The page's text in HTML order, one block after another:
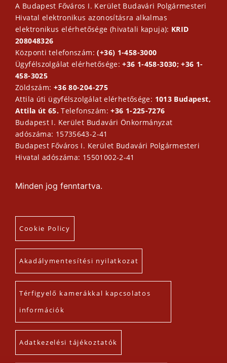
A Budapest Főváros I. Kerület Budavári Polgármesteri
Hivatal elektronikus azonosításra alkalmas
elektronikus elérhetősége (hivatali kapuja): KRID
208048326
Központi telefonszám:(+36) 1-458-3000
Ügyfélszolgálat elérhetősége:+36 1-458-3030; +36 1-
458-3025
Zöldszám: +36 80-204-275
Attila úti ügyfélszolgálat elérhetősége: 1013 Budapest,
Attila út 65.Telefonszám:+36 1-225-7276
Budapest I. Kerület Budavári Önkormányzat
adószáma: 15735643-2-41
Budapest Főváros I. Kerület Budavári Polgármesteri
Hivatal adószáma: 15501002-2-41
Minden jog fenntartva.
Cookie Policy
Akadálymentesítési nyilatkozat
Térfigyelő kamerákkal kapcsolatos
információk
Adatkezelési tájékoztatók